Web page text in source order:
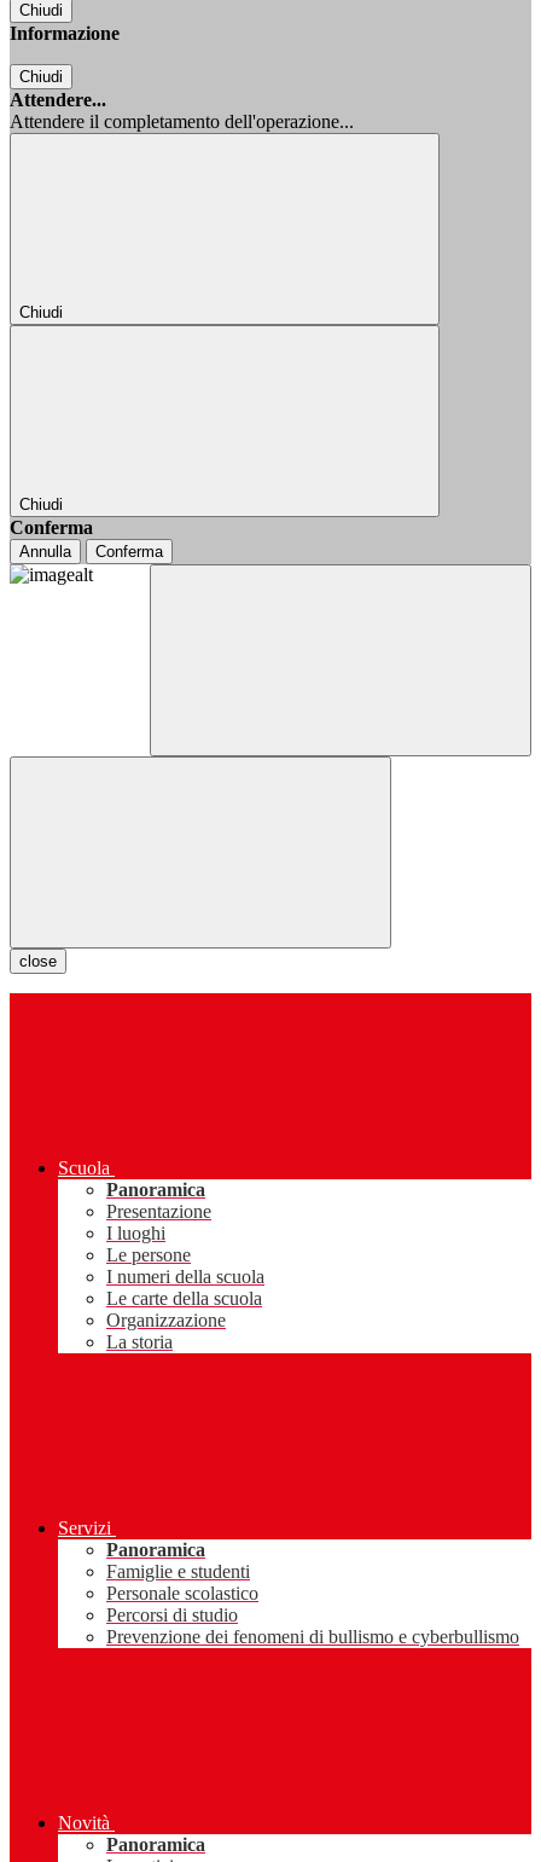
Chiudi
Informazione
Chiudi
Attendere...
Attendere il completamento dell'operazione...
Chiudi
Chiudi
Conferma
Annulla Conferma
close
Scuola
Panoramica
Presentazione
I luoghi
Le persone
I numeri della scuola
Le carte della scuola
Organizzazione
La storia
Servizi
Panoramica
Famiglie e studenti
Personale scolastico
Percorsi di studio
Prevenzione dei fenomeni di bullismo e cyberbullismo
Novità
Panoramica